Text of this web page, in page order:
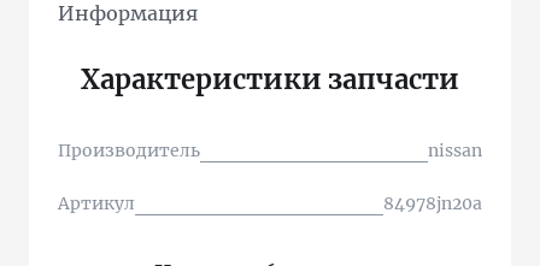
Информация
Характеристики запчасти
Производитель nissan
Артикул 84978jn20a